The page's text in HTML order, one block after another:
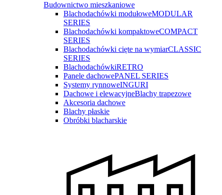
Budownictwo mieszkaniowe
Blachodachówki modułoweMODULAR
SERIES
Blachodachówki kompaktoweCOMPACT
SERIES
Blachodachówki cięte na wymiarCLASSIC
SERIES
BlachodachówkiRETRO
Panele dachowePANEL SERIES
Systemy rynnoweINGURI
Dachowe i elewacyjneBlachy trapezowe
Akcesoria dachowe
Blachy płaskie
Obróbki blacharskie